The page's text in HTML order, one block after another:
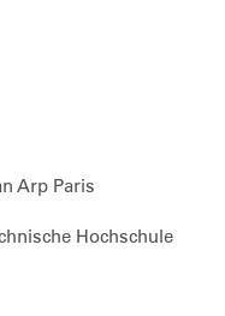
Arp Paris
Hochschule